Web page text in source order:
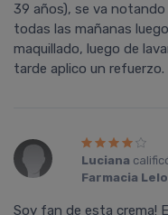
39 años), se va
todas las mañanas
maquillado, luego de
tarde aplico un refuerzo.
Luciana
Farmacia
Soy fan de esta crema!